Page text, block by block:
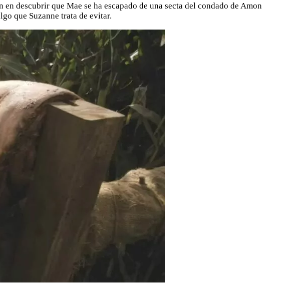
descubrir que Mae se ha escapado de una secta del condado de Amon
que Suzanne trata de evitar.